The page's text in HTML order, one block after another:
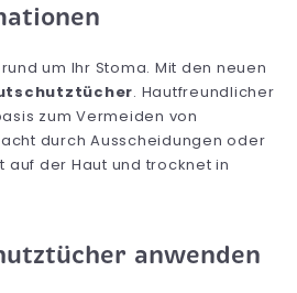
um Ihr Stoma. Mit den neuen
. Hautfreundlicher
zum Vermeiden von
durch Ausscheidungen oder
auf der Haut und trocknet in
anwenden